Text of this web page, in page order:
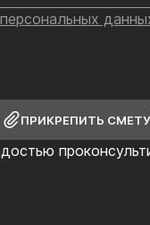
персональных
ПРИКРЕПИТЬ СМЕТУ